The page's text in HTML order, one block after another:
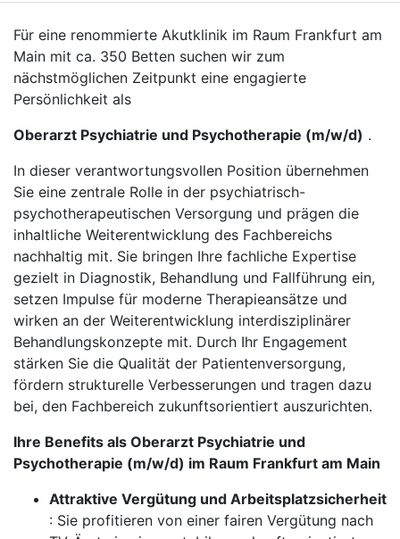
Für eine renommierte Akutklinik im Raum Frankfurt am
Main mit ca. 350 Betten suchen wir zum
nächstmöglichen Zeitpunkt eine engagierte
Persönlichkeit als
Oberarzt Psychiatrie und Psychotherapie (m/w/d) .
In dieser verantwortungsvollen Position übernehmen
Sie eine zentrale Rolle in der psychiatrisch-
psychotherapeutischen Versorgung und prägen die
inhaltliche Weiterentwicklung des Fachbereichs
nachhaltig mit. Sie bringen Ihre fachliche Expertise
gezielt in Diagnostik, Behandlung und Fallführung ein,
setzen Impulse für moderne Therapieansätze und
wirken an der Weiterentwicklung interdisziplinärer
Behandlungskonzepte mit. Durch Ihr Engagement
stärken Sie die Qualität der Patientenversorgung,
fördern strukturelle Verbesserungen und tragen dazu
bei, den Fachbereich zukunftsorientiert auszurichten.
Ihre Benefits als Oberarzt Psychiatrie und
Psychotherapie (m/w/d) im Raum Frankfurt am Main
Attraktive Vergütung und Arbeitsplatzsicherheit
: Sie profitieren von einer fairen Vergütung nach